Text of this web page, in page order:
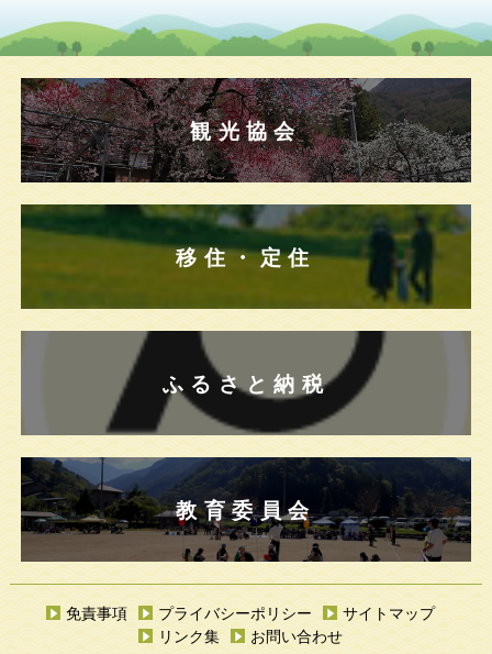
観光協会
移住・定住
ふるさと納税
教育委員会
免責事項 プライバシーポリシー
サイトマップ
リンク集
お問い合わせ